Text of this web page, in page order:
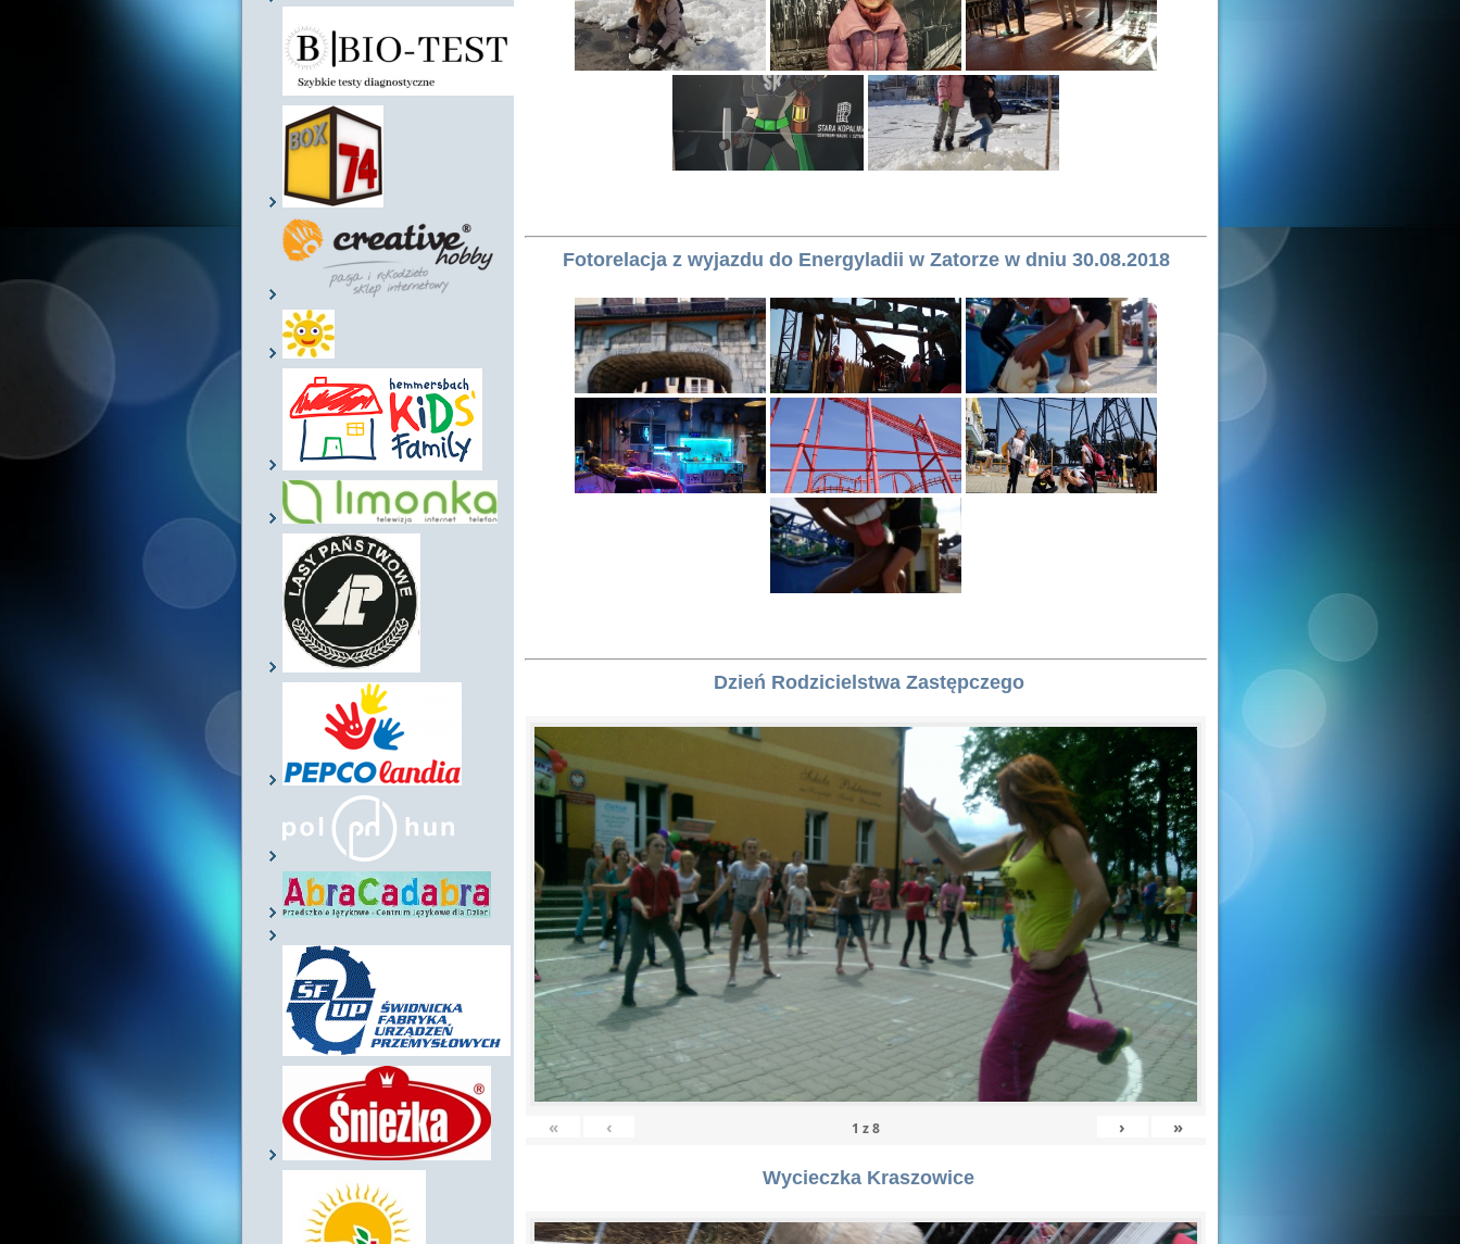
Fotorelacja z wyjazdu do Energyladii w Zatorze w dniu 30.08.2018
Dzień Rodzicielstwa Zastępczego
« ‹ 1 z8 › »
Wycieczka Kraszowice